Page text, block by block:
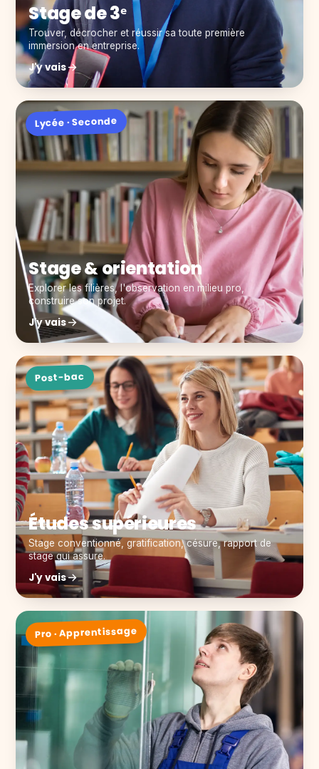
Stage de 3ᵉ
Trouver, décrocher et réussir sa toute première
immersion en entreprise.
J'y vais
Lycée · Seconde
Stage & orientation
Explorer les filières, l'observation en milieu pro,
construire son projet.
J'y vais
Post-bac
Études supérieures
Stage conventionné, gratification, césure, rapport de
stage qui assure.
J'y vais
Pro · Apprentissage